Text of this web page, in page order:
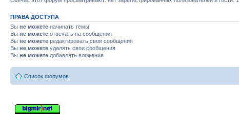
ПРАВА ДОСТУПА
Вы не можете начинать темы
Вы не можете отвечать на сообщения
Вы не можете редактировать свои сообщения
Вы не можете удалять свои сообщения
Вы не можете добавлять вложения
Список форумов